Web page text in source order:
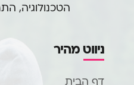
הטכנולוגיה,
ניווט מהיר
דף הבית